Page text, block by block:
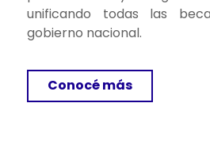
unificando todas las
gobierno nacional.
Conocé más